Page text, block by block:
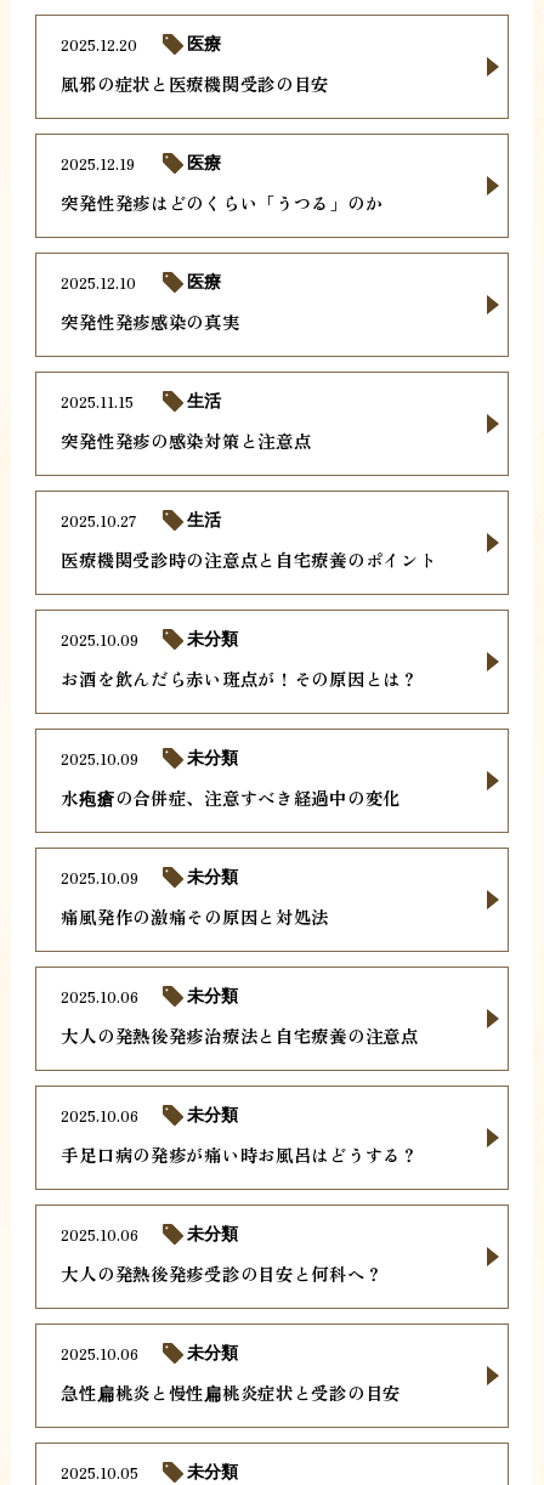
風邪の症状と医療機関受診の目安
2025.12.20 医療
突発性発疹はどのくらい「うつる」のか
2025.12.19 医療
突発性発疹感染の真実
2025.12.10 医療
突発性発疹の感染対策と注意点
2025.11.15 生活
医療機関受診時の注意点と自宅療養のポイント
2025.10.27 生活
お酒を飲んだら赤い斑点が！その原因とは？
2025.10.09 未分類
水疱瘡の合併症、注意すべき経過中の変化
2025.10.09 未分類
痛風発作の激痛その原因と対処法
2025.10.09 未分類
大人の発熱後発疹治療法と自宅療養の注意点
2025.10.06 未分類
手足口病の発疹が痛い時お風呂はどうする？
2025.10.06 未分類
大人の発熱後発疹受診の目安と何科へ？
2025.10.06 未分類
急性扁桃炎と慢性扁桃炎症状と受診の目安
2025.10.06 未分類
2025.10.05 未分類